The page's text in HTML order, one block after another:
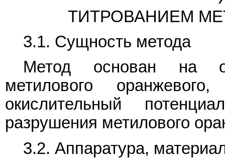
ТИТРОВАНИЕМ
3.1. Сущность метода
Метод основан на
метилового
окислительный
разрушения метилового
3.2. Аппаратура,